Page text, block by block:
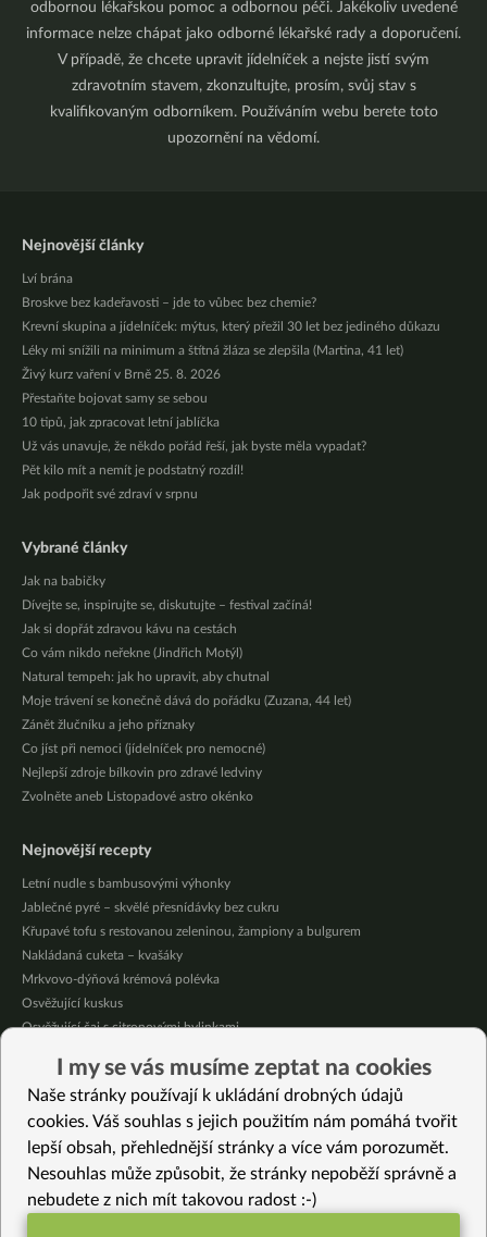
odbornou lékařskou pomoc a odbornou péči. Jakékoliv uvedené
informace nelze chápat jako odborné lékařské rady a doporučení.
V případě, že chcete upravit jídelníček a nejste jistí svým
zdravotním stavem, zkonzultujte, prosím, svůj stav s
kvalifikovaným odborníkem. Používáním webu berete toto
upozornění na vědomí.
Nejnovější články
Lví brána
Broskve bez kadeřavosti – jde to vůbec bez chemie?
Krevní skupina a jídelníček: mýtus, který přežil 30 let bez jediného důkazu
Léky mi snížili na minimum a štítná žláza se zlepšila (Martina, 41 let)
Živý kurz vaření v Brně 25. 8. 2026
Přestaňte bojovat samy se sebou
10 tipů, jak zpracovat letní jablíčka
Už vás unavuje, že někdo pořád řeší, jak byste měla vypadat?
Pět kilo mít a nemít je podstatný rozdíl!
Jak podpořit své zdraví v srpnu
Vybrané články
Jak na babičky
Dívejte se, inspirujte se, diskutujte – festival začíná!
Jak si dopřát zdravou kávu na cestách
Co vám nikdo neřekne (Jindřich Motýl)
Natural tempeh: jak ho upravit, aby chutnal
Moje trávení se konečně dává do pořádku (Zuzana, 44 let)
Zánět žlučníku a jeho příznaky
Co jíst při nemoci (jídelníček pro nemocné)
Nejlepší zdroje bílkovin pro zdravé ledviny
Zvolněte aneb Listopadové astro okénko
Nejnovější recepty
Letní nudle s bambusovými výhonky
Jablečné pyré – skvělé přesnídávky bez cukru
Křupavé tofu s restovanou zeleninou, žampiony a bulgurem
Nakládaná cuketa – kvašáky
Mrkvovo-dýňová krémová polévka
Osvěžující kuskus
Osvěžující čaj s citronovými bylinkami
Čokoládové muffiny s mangovým krémem
Meruňky a jablka v citrónovém želé
Vybrané recepty
Bezlepkové krekry s mákem a sezamem
Květák na citrónu
I my se vás musíme zeptat na cookies
Naše stránky používají k ukládání drobných údajů
cookies. Váš souhlas s jejich použitím nám pomáhá tvořit
lepší obsah, přehlednější stránky a více vám porozumět.
Nesouhlas může způsobit, že stránky nepoběží správně a
nebudete z nich mít takovou radost :-)